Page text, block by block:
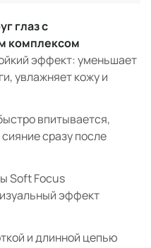
глаз с
комплексом
эффект: уменьшает
увлажняет кожу и
впитывается,
сразу после
Soft Focus
эффект
и длинной цепью